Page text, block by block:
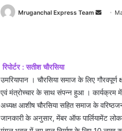
Mruganchal Express Team
Send
रिपोर्टर : सतीश चौरसिया
उमरियापान । चौरसिया समाज के लिए
एवं मंत्रोच्चार के साथ संपन्न हुआ । कार्यक्रम
अध्यक्ष आशीष चौरसिया सहित समाज के
जानकारी के अनुसार, मेंबर ऑफ पार्लियामेंट